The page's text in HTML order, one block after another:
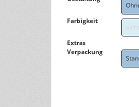
Farbigkeit
Extras
Verpackung